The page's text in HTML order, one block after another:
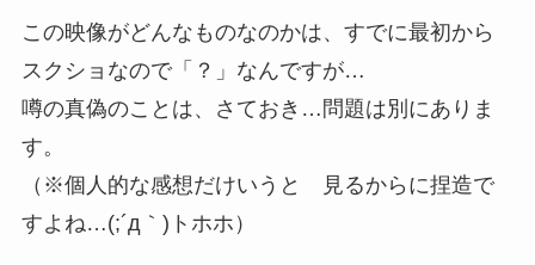
この映像がどんなものなのかは、すでに最初から
スクショなので「？」なんですが…
噂の真偽のことは、さておき…問題は別にありま
す。
（※個人的な感想だけいうと 見るからに捏造で
すよね…(;´д｀)トホホ）